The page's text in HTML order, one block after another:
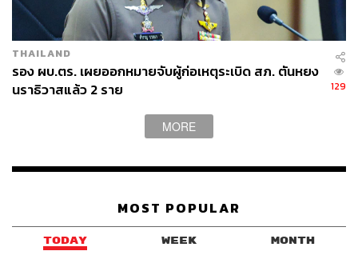
THAILAND
รอง ผบ.ตร. เผยออกหมายจับผู้ก่อเหตุระเบิด สภ. ตันหยง
นราธิวาสแล้ว 2 ราย
129
MORE
MOST POPULAR
TODAY WEEK MONTH